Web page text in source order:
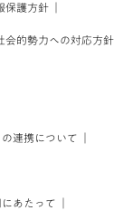
保護方針
会的勢力への対応方針
連携について
あたって